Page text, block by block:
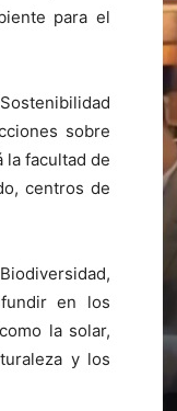
para el
sobre
la facultad de
centros de
en los
la solar,
y los